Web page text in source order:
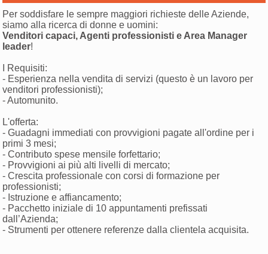
Per soddisfare le sempre maggiori richieste delle Aziende,
siamo alla ricerca di donne e uomini:
Venditori capaci, Agenti professionisti e Area Manager
leader!
I Requisiti:
- Esperienza nella vendita di servizi (questo è un lavoro per
venditori professionisti);
- Automunito.
L'offerta:
- Guadagni immediati con provvigioni pagate all'ordine per i
primi 3 mesi;
- Contributo spese mensile forfettario;
- Provvigioni ai più alti livelli di mercato;
- Crescita professionale con corsi di formazione per
professionisti;
- Istruzione e affiancamento;
- Pacchetto iniziale di 10 appuntamenti prefissati
dall’Azienda;
- Strumenti per ottenere referenze dalla clientela acquisita.